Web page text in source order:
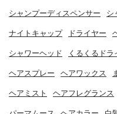
シャンプーディスペンサー シ
ナイトキャップ ドライヤー
シャワーヘッド くるくるドラ
ヘアスプレー ヘアワックス
ヘアミスト ヘアフレグランス